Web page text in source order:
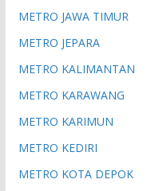
METRO JAWA TIMUR
METRO JEPARA
METRO KALIMANTAN
METRO KARAWANG
METRO KARIMUN
METRO KEDIRI
METRO KOTA DEPOK